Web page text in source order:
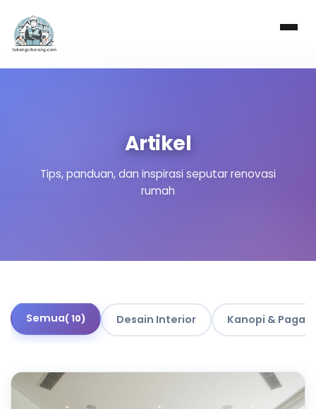
Artikel
Tips, panduan, dan inspirasi seputar renovasi
rumah
Semua( 10) Desain Interior Kanopi & Pagar